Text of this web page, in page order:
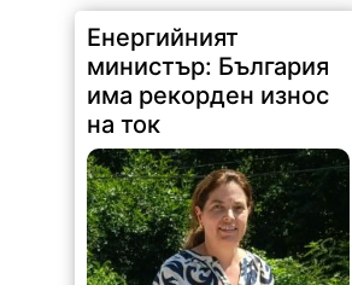
Енергийният
министър: България
има рекорден износ
на ток